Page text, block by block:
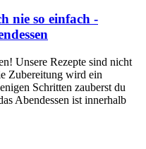
nie so einfach -
Unsere Rezepte sind nicht
Zubereitung wird ein
Schritten zauberst du
Abendessen ist innerhalb